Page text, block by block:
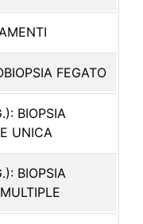
FEGATO
BIOPSIA
UNICA
BIOPSIA